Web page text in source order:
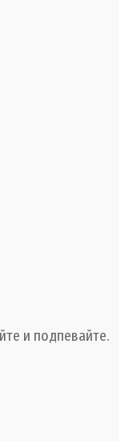
и подпевайте.